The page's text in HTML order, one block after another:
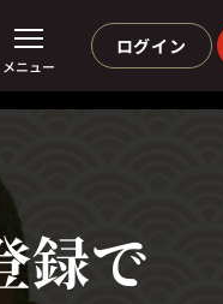
メニュー
ログイン
録で